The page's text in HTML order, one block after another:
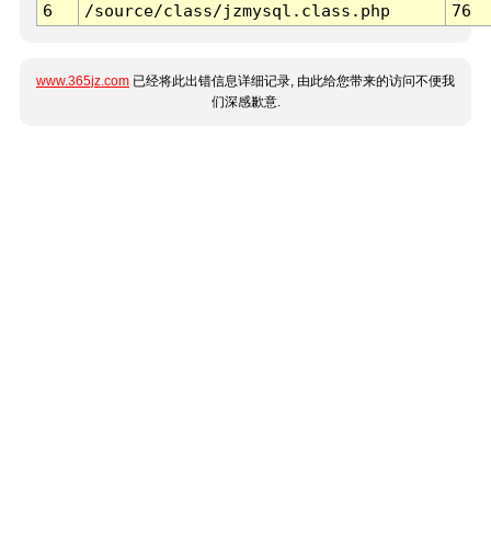
6
/source/class/jzmysql.class.php 76
www.365jz.com 已经将此出错信息详细记录, 由此给您带来的访问不便我
们深感歉意.